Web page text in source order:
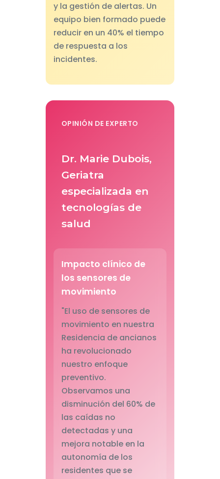
y la gestión de alertas. Un
equipo bien formado puede
reducir en un 40% el tiempo
de respuesta a los
incidentes.
OPINIÓN DE EXPERTO
Dr. Marie Dubois,
Geriatra
especializada en
tecnologías de
salud
Impacto clínico de
los sensores de
movimiento
"El uso de sensores de
movimiento en nuestra
Residencia de ancianos
ha revolucionado
nuestro enfoque
preventivo.
Observamos una
disminución del 60% de
las caídas no
detectadas y una
mejora notable en la
autonomía de los
residentes que se